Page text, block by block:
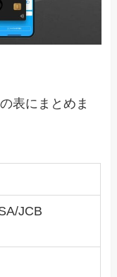
表にまとめま
JCB